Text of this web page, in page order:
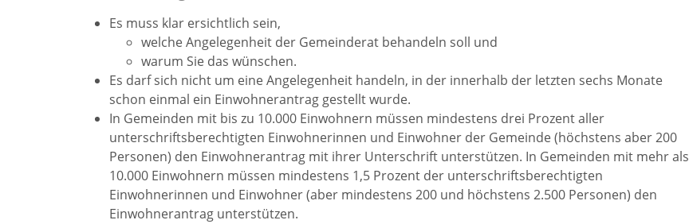
Es muss klar ersichtlich sein,
welche Angelegenheit der Gemeinderat behandeln soll und
warum Sie das wünschen.
Es darf sich nicht um eine Angelegenheit handeln, in der innerhalb der letzten sechs Monate
schon einmal ein Einwohnerantrag gestellt wurde.
In Gemeinden mit bis zu 10.000 Einwohnern müssen mindestens drei Prozent aller
unterschriftsberechtigten Einwohnerinnen und Einwohner der Gemeinde (höchstens aber 200
Personen) den Einwohnerantrag mit ihrer Unterschrift unterstützen. In Gemeinden mit mehr als
10.000 Einwohnern müssen mindestens 1,5 Prozent der unterschriftsberechtigten
Einwohnerinnen und Einwohner (aber mindestens 200 und höchstens 2.500 Personen) den
Einwohnerantrag unterstützen.